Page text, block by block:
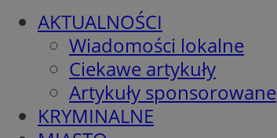
AKTUALNOŚCI
Wiadomości lokalne
Ciekawe artykuły
Artykuły sponsorowane
KRYMINALNE